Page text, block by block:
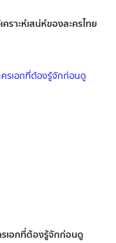
ราะห์เสน่ห์ของละครไทย
เอกที่ต้องรู้จักก่อนดู